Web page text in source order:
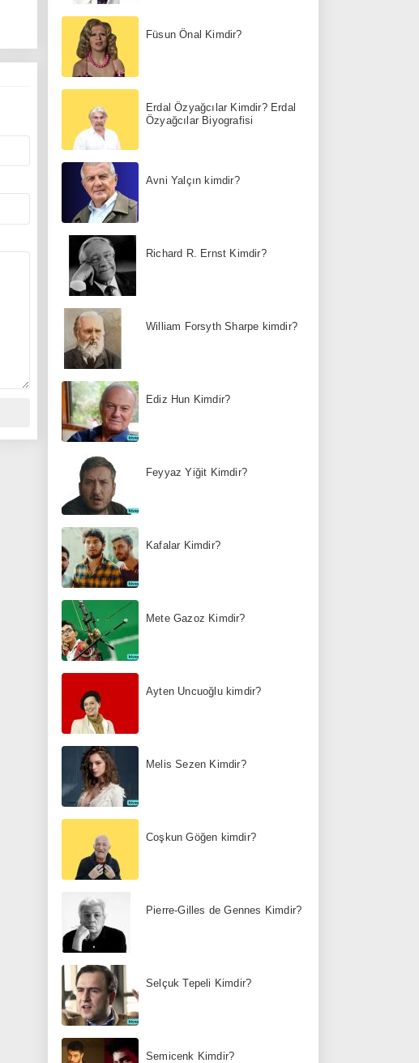
Füsun Önal Kimdir?
Erdal Özyağcılar Kimdir? Erdal
Özyağcılar Biyografisi
Avni Yalçın kimdir?
Richard R. Ernst Kimdir?
William Forsyth Sharpe kimdir?
Ediz Hun Kimdir?
Feyyaz Yiğit Kimdir?
Kafalar Kimdir?
Mete Gazoz Kimdir?
Ayten Uncuoğlu kimdir?
Melis Sezen Kimdir?
Coşkun Göğen kimdir?
Pierre-Gilles de Gennes Kimdir?
Selçuk Tepeli Kimdir?
Semicenk Kimdir?